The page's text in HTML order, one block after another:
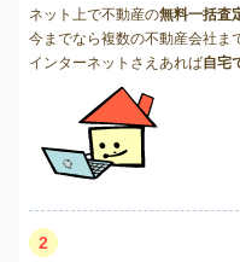
ネット上で不動産の無料一括査
今までなら複数の不動産会社ま
インターネットさえあれば自宅
2